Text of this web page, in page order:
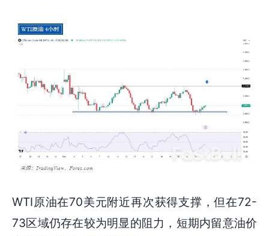
WTI原油在70美元附近再次获得支撑，但在72-
73区域仍存在较为明显的阻力，短期内留意油价